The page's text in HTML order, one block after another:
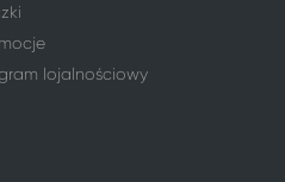
263 miejscowości
lojalnościowy